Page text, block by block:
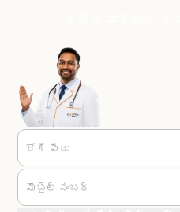
రోగి పేరు
మొబైల్ నంబర్